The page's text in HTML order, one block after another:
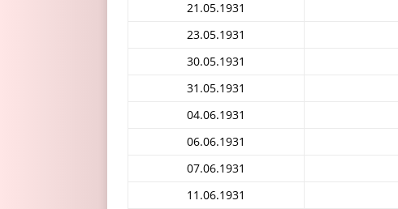
21.05.1931
23.05.1931
30.05.1931
31.05.1931
04.06.1931
06.06.1931
07.06.1931
11.06.1931